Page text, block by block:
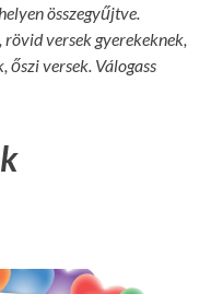
összegyűjtve.
versek gyerekeknek,
őszi versek. Válogass